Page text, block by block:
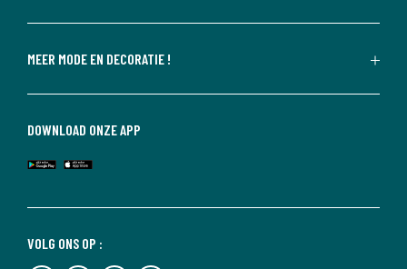
MEER MODE EN DECORATIE !
VOLG ONS OP :
DOWNLOAD ONZE APP